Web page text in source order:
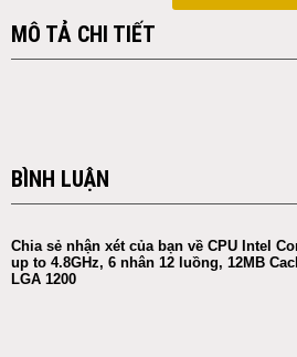
MÔ TẢ CHI TIẾT
BÌNH LUẬN
Chia sẻ nhận xét của bạn về CPU Intel
up to 4.8GHz, 6 nhân 12 luồng, 12MB
LGA 1200